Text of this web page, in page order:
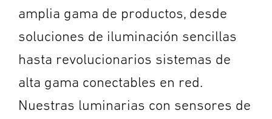
amplia gama de productos, desde
soluciones de iluminación sencillas
hasta revolucionarios sistemas de
alta gama conectables en red.
Nuestras luminarias con sensores de